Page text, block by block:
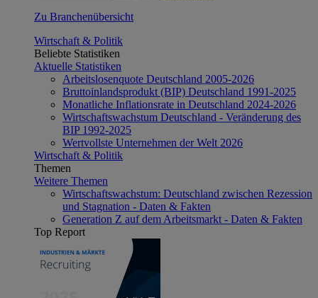
Zu Branchenübersicht
Wirtschaft & Politik
Beliebte Statistiken
Aktuelle Statistiken
Arbeitslosenquote Deutschland 2005-2026
Bruttoinlandsprodukt (BIP) Deutschland 1991-2025
Monatliche Inflationsrate in Deutschland 2024-2026
Wirtschaftswachstum Deutschland - Veränderung des
BIP 1992-2025
Wertvollste Unternehmen der Welt 2026
Wirtschaft & Politik
Themen
Weitere Themen
Wirtschaftswachstum: Deutschland zwischen Rezession
und Stagnation - Daten & Fakten
Generation Z auf dem Arbeitsmarkt - Daten & Fakten
Top Report